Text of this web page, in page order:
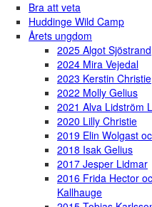
Bra att veta
Huddinge Wild Camp
Årets ungdom
2025 Algot Sjöstrand
2024 Mira Vejedal
2023 Kerstin Christie
2022 Molly Gelius
2021 Alva Lidström
2020 Lilly Christie
2019 Elin Wolgast
2018 Isak Gelius
2017 Jesper Lidmar
2016 Frida Hector
Kallhauge